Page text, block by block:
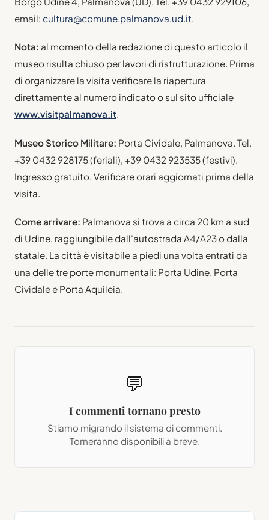
email: cultura@comune.palmanova.ud.it.
Nota: al momento della redazione di questo articolo il
museo risulta chiuso per lavori di ristrutturazione. Prima
di organizzare la visita verificare la riapertura
direttamente al numero indicato o sul sito ufficiale
www.visitpalmanova.it.
Museo Storico Militare: Porta Cividale, Palmanova. Tel.
+39 0432 928175 (feriali), +39 0432 923535 (festivi).
Ingresso gratuito. Verificare orari aggiornati prima della
visita.
Come arrivare: Palmanova si trova a circa 20 km a sud
di Udine, raggiungibile dall'autostrada A4/A23 o dalla
statale. La città è visitabile a piedi una volta entrati da
una delle tre porte monumentali: Porta Udine, Porta
Cividale e Porta Aquileia.
💬
I commenti tornano presto
Stiamo migrando il sistema di commenti.
Torneranno disponibili a breve.